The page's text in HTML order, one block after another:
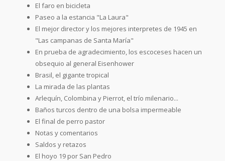
El faro en bicicleta
Paseo a la estancia "La Laura"
El mejor director y los mejores interpretes de 1945 en
"Las campanas de Santa María"
En prueba de agradecimiento, los escoceses hacen un
obsequio al general Eisenhower
Brasil, el gigante tropical
La mirada de las plantas
Arlequín, Colombina y Pierrot, el trío milenario...
Baños turcos dentro de una bolsa impermeable
El final de perro pastor
Notas y comentarios
Saldos y retazos
El hoyo 19 por San Pedro